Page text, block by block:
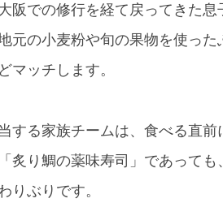
阪での修行を経て戻ってきた
元の小麦粉や旬の果物を使っ
マッチします。
する家族チームは、食べる直
炙り鯛の薬味寿司」であって
りぶりです。